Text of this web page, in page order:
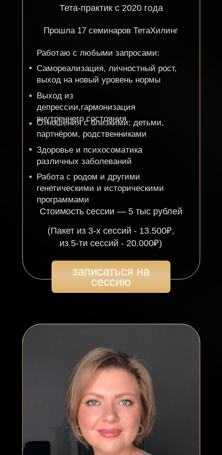
инструктор ТетаХилинг (Базовый)
Прошла 20 семинаров ТетаХилинг
Работаю с любыми запросами:
(Пакет из 3-х сессий - 16.500₽,
(работа с внутренним ребенком,
внутренним критиком)
Предназначение
и самореализация
(семейные и партнерские)
Проработка и созависимых отношений
Работа с родовыми программами
Жанна Брянских
записаться на
сессию